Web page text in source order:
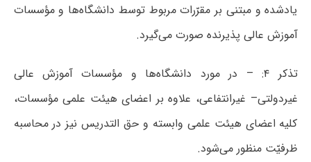
یادشده و مبتنی بر مقرّرات مربوط توسط دانشگاه‌ها و مؤسسات
آموزش عالی پذیرنده صورت می‌گیرد.
تذکر ۴: – در مورد دانشگاه‌ها و مؤسسات آموزش عالی
غیردولتی– غیرانتفاعی، علاوه بر اعضای هیئت علمی مؤسسات،
کلیه اعضای هیئت علمی وابسته و حق التدریس نیز در محاسبه
ظرفیّت منظور می‌شود.